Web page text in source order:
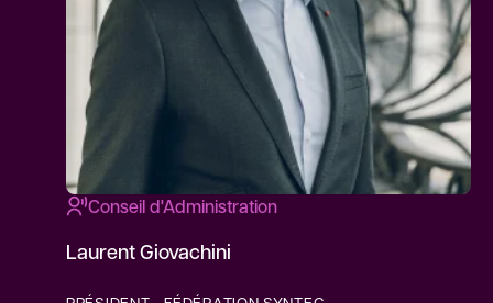
Conseil d'Administration
Laurent Giovachini